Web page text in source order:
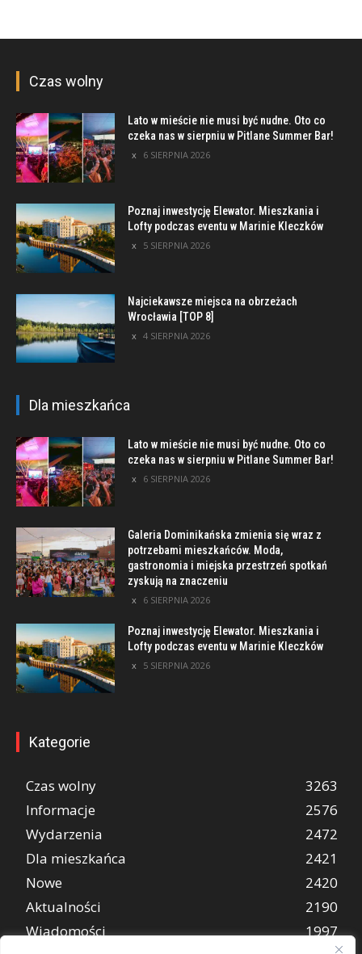
Czas wolny
Lato w mieście nie musi być nudne. Oto co
czeka nas w sierpniu w Pitlane Summer Bar!
6 SIERPNIA 2026
Poznaj inwestycję Elewator. Mieszkania i
Lofty podczas eventu w Marinie Kleczków
5 SIERPNIA 2026
Najciekawsze miejsca na obrzeżach
Wrocławia [TOP 8]
4 SIERPNIA 2026
Dla mieszkańca
Lato w mieście nie musi być nudne. Oto co
czeka nas w sierpniu w Pitlane Summer Bar!
6 SIERPNIA 2026
Galeria Dominikańska zmienia się wraz z
potrzebami mieszkańców. Moda,
gastronomia i miejska przestrzeń spotkań
zyskują na znaczeniu
6 SIERPNIA 2026
Poznaj inwestycję Elewator. Mieszkania i
Lofty podczas eventu w Marinie Kleczków
5 SIERPNIA 2026
Kategorie
Czas wolny
3263
Informacje
2576
Wydarzenia
2472
Dla mieszkańca
2421
Nowe
2420
Aktualności
2190
Wiadomości
1997